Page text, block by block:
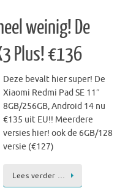
weinig! De
Plus! €136
Deze bevalt hier super! De
Xiaomi Redmi Pad SE 11″
8GB/256GB, Android 14 nu
€135 uit EU!! Meerdere
versies hier! ook de 6GB/128
versie (€127)
Lees verder …